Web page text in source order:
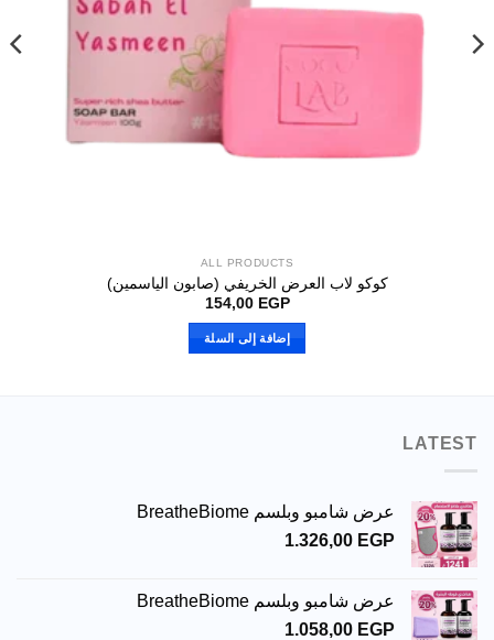
ALL PRODUCTS
كوكو لاب العرض الخريفي (صابون الياسمين)
154,00 EGP
إضافة إلى السلة
LATEST
عرض شامبو وبلسم BreatheBiome
1.326,00 EGP
عرض شامبو وبلسم BreatheBiome
1.058,00 EGP